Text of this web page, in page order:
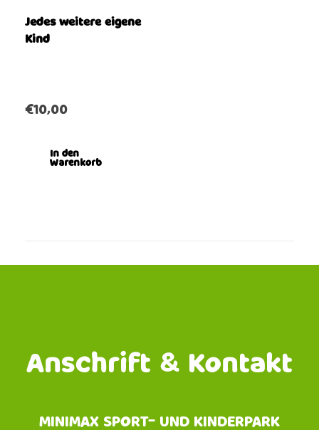
Jedes weitere eigene
Kind
€10,00
In den
Warenkorb
Anschrift & Kontakt
MINIMAX SPORT- UND KINDERPARK